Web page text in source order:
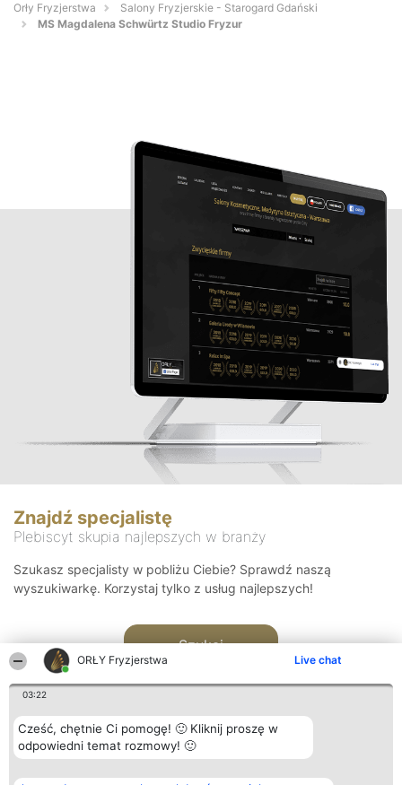
ORŁY Fryzjerstwa Live chat
03:22
Cześć, chętnie Ci pomogę! 🙂 Kliknij proszę w
odpowiedni temat rozmowy! 🙂
Orły Fryzjerstwa
Salony Fryzjerskie - Starogard Gdański
MS Magdalena Schwürtz Studio Fryzur
Znajdź specjalistę
Plebiscyt skupia najlepszych w branży
Szukasz specjalisty w pobliżu Ciebie? Sprawdź naszą
wyszukiwarkę. Korzystaj tylko z usług najlepszych!
Szukaj
Organizator plebiscytu Plebiscyt Kontakt